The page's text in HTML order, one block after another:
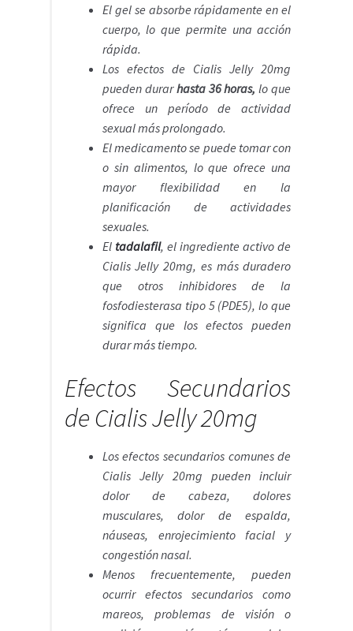
El gel se absorbe rápidamente en el
cuerpo, lo que permite una acción
rápida.
Los efectos de Cialis Jelly 20mg
pueden durarhasta 36 horas, lo que
ofrece un período de actividad
sexual más prolongado.
El medicamento se puede tomar con
o sin alimentos, lo que ofrece una
mayor flexibilidad en la
planificación de actividades
sexuales.
Eltadalafil, el ingrediente activo de
Cialis Jelly 20mg, es más duradero
que otros inhibidores de la
fosfodiesterasa tipo 5 (PDE5), lo que
significa que los efectos pueden
durar más tiempo.
Efectos Secundarios
de Cialis Jelly 20mg
Los efectos secundarios comunes de
Cialis Jelly 20mg pueden incluir
dolor de cabeza, dolores
musculares, dolor de espalda,
náuseas, enrojecimiento facial y
congestión nasal.
Menos frecuentemente, pueden
ocurrir efectos secundarios como
mareos, problemas de visión o